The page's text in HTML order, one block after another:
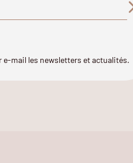
e-mail les newsletters et actualités.